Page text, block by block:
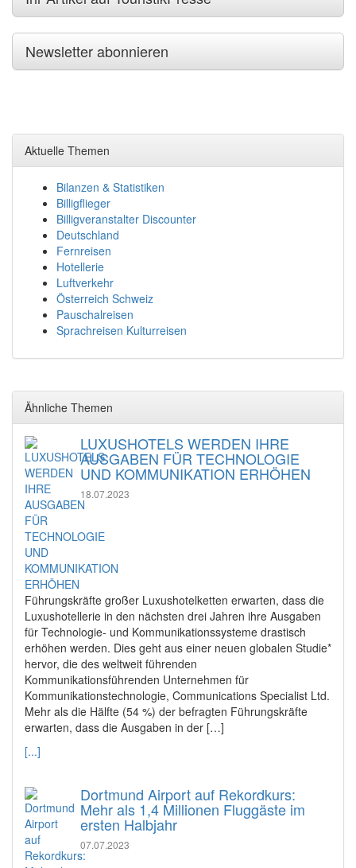
Newsletter abonnieren
Aktuelle Themen
Bilanzen & Statistiken
Billigflieger
Billigveranstalter Discounter
Deutschland
Fernreisen
Hotellerie
Luftverkehr
Österreich Schweiz
Pauschalreisen
Sprachreisen Kulturreisen
Ähnliche Themen
LUXUSHOTELS WERDEN IHRE
AUSGABEN FÜR TECHNOLOGIE
UND KOMMUNIKATION ERHÖHEN
18.07.2023
Führungskräfte großer Luxushotelketten erwarten, dass die
Luxushotellerie in den nächsten drei Jahren ihre Ausgaben
für Technologie- und Kommunikationssysteme drastisch
erhöhen werden. Dies geht aus einer neuen globalen Studie*
hervor, die des weltweit führenden
Kommunikationsführenden Unternehmen für
Kommunikationstechnologie, Communications Specialist Ltd.
Mehr als die Hälfte (54 %) der befragten Führungskräfte
erwarten, dass die Ausgaben in der […]
[...]
Dortmund Airport auf Rekordkurs:
Mehr als 1,4 Millionen Fluggäste im
ersten Halbjahr
07.07.2023